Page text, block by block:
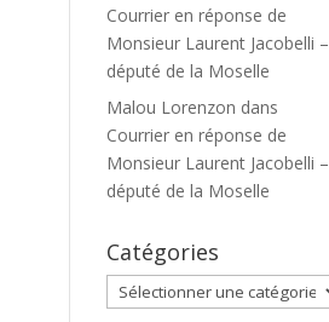
Courrier en réponse de
Monsieur Laurent Jacobelli –
député de la Moselle
Malou Lorenzon dans
Courrier en réponse de
Monsieur Laurent Jacobelli –
député de la Moselle
Catégories
Catégories